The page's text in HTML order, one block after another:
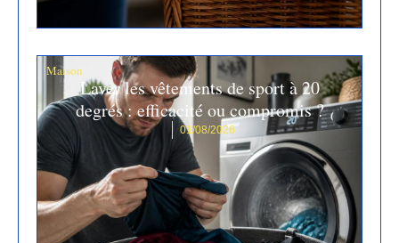
Maison
Laver les vêtements de sport à 20
degrés : efficacité ou compromis ?
01/08/2026